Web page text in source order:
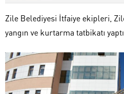
Zile Belediyesi İtfaiye ekipleri,
yangın ve kurtarma tatbikatı